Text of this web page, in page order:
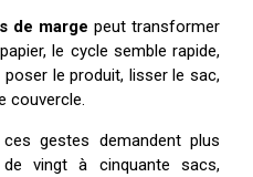
de marge peut transformer
le cycle semble rapide,
le produit, lisser le sac,
couvercle.
gestes demandent plus
vingt à cinquante sacs,